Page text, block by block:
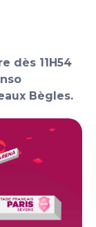
dès 11H54
Bègles.